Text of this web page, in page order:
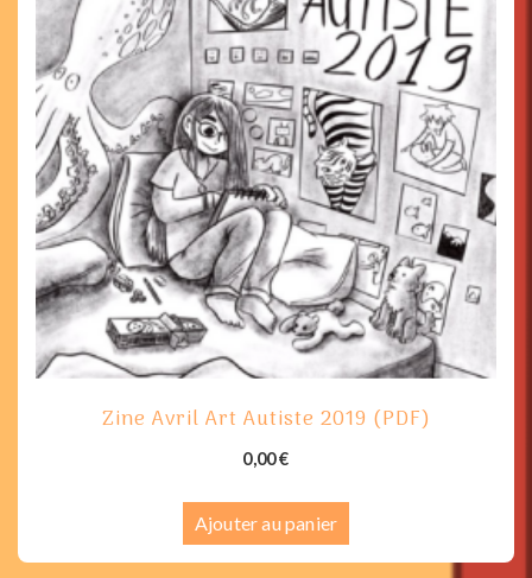
Zine Avril Art Autiste 2019 (PDF)
0,00€
Ajouter au panier